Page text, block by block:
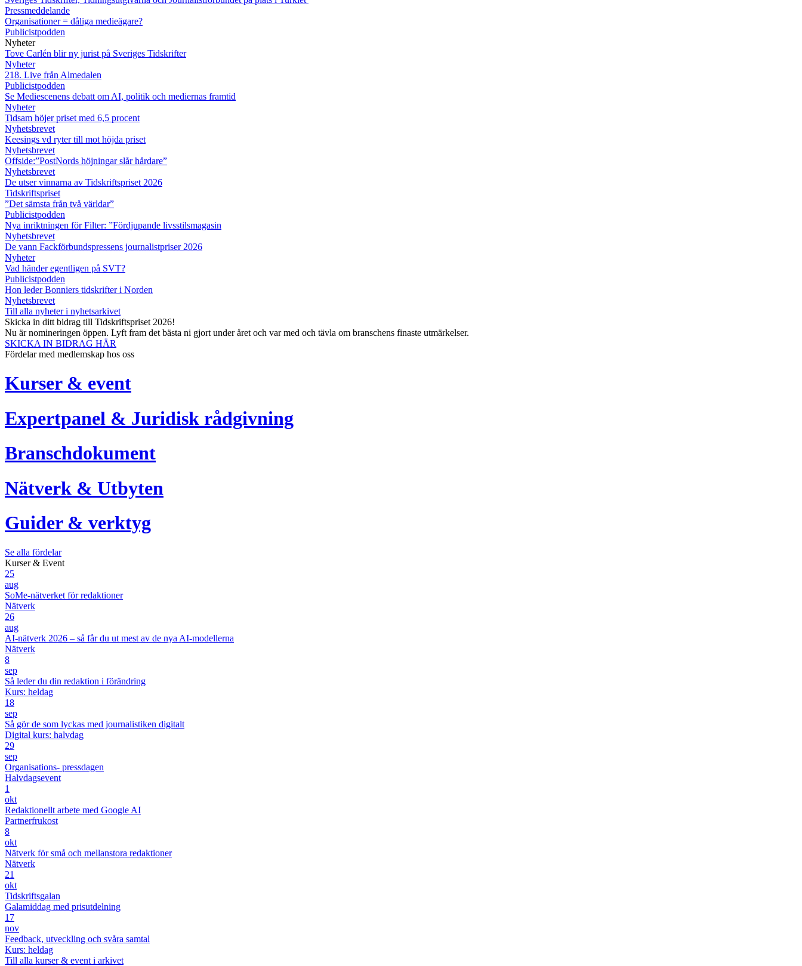
Pressmeddelande
Organisationer = dåliga medieägare?
Publicistpodden
Nyheter
Tove Carlén blir ny jurist på Sveriges Tidskrifter
Nyheter
218. Live från Almedalen
Publicistpodden
Se Mediescenens debatt om AI, politik och mediernas framtid
Nyheter
Tidsam höjer priset med 6,5 procent
Nyhetsbrevet
Keesings vd ryter till mot höjda priset
Nyhetsbrevet
Offside:”PostNords höjningar slår hårdare”
Nyhetsbrevet
De utser vinnarna av Tidskriftspriset 2026
Tidskriftspriset
”Det sämsta från två världar”
Publicistpodden
Nya inriktningen för Filter: ”Fördjupande livsstilsmagasin
Nyhetsbrevet
De vann Fackförbundspressens journalistpriser 2026
Nyheter
Vad händer egentligen på SVT?
Publicistpodden
Hon leder Bonniers tidskrifter i Norden
Nyhetsbrevet
Till alla nyheter i nyhetsarkivet
Skicka in ditt bidrag till Tidskriftspriset 2026!
Nu är nomineringen öppen. Lyft fram det bästa ni gjort under året och var med och tävla om branschens finaste utmärkelser.
SKICKA IN BIDRAG HÄR
Fördelar med medlemskap hos oss
Kurser & event
Expertpanel & Juridisk rådgivning
Branschdokument
Nätverk & Utbyten
Guider & verktyg
Se alla fördelar
Kurser & Event
25
aug
SoMe-nätverket för redaktioner
Nätverk
26
aug
AI-nätverk 2026 – så får du ut mest av de nya AI-modellerna
Nätverk
8
sep
Så leder du din redaktion i förändring
Kurs: heldag
18
sep
Så gör de som lyckas med journalistiken digitalt
Digital kurs: halvdag
29
sep
Organisations- pressdagen
Halvdagsevent
1
okt
Redaktionellt arbete med Google AI
Partnerfrukost
8
okt
Nätverk för små och mellanstora redaktioner
Nätverk
21
okt
Tidskriftsgalan
Galamiddag med prisutdelning
17
nov
Feedback, utveckling och svåra samtal
Kurs: heldag
Till alla kurser & event i arkivet